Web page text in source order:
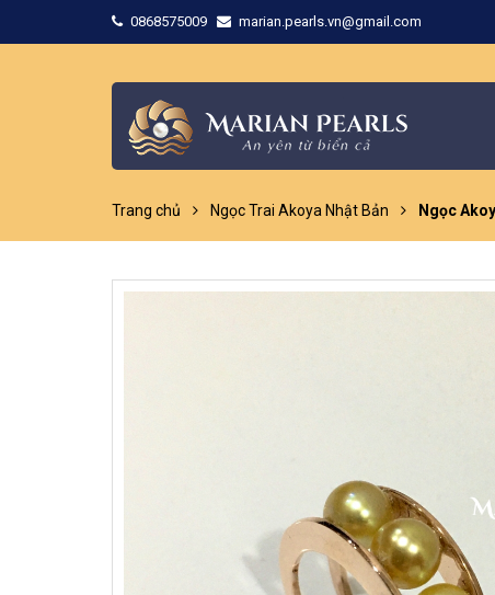
0868575009 marian.pearls.vn@gmail.com
Trang chủ Ngọc Trai Akoya Nhật Bản Ngọc